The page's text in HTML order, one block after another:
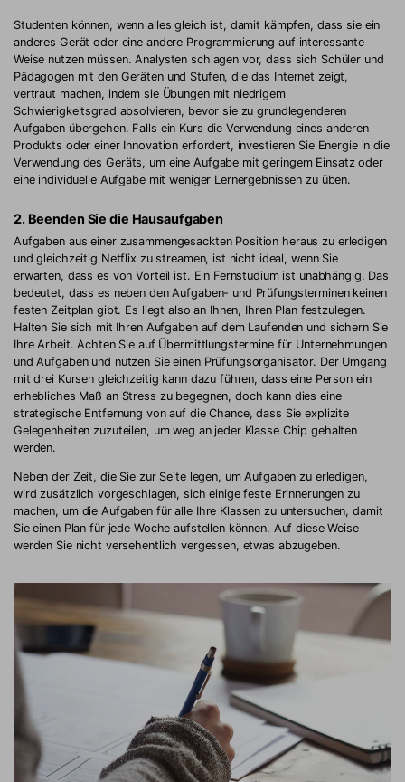
Studenten können, wenn alles gleich ist, damit kämpfen, dass sie ein
anderes Gerät oder eine andere Programmierung auf interessante
Weise nutzen müssen. Analysten schlagen vor, dass sich Schüler und
Pädagogen mit den Geräten und Stufen, die das Internet zeigt,
vertraut machen, indem sie Übungen mit niedrigem
Schwierigkeitsgrad absolvieren, bevor sie zu grundlegenderen
Aufgaben übergehen. Falls ein Kurs die Verwendung eines anderen
Produkts oder einer Innovation erfordert, investieren Sie Energie in die
Verwendung des Geräts, um eine Aufgabe mit geringem Einsatz oder
eine individuelle Aufgabe mit weniger Lernergebnissen zu üben.
2. Beenden Sie die Hausaufgaben
Aufgaben aus einer zusammengesackten Position heraus zu erledigen
und gleichzeitig Netflix zu streamen, ist nicht ideal, wenn Sie
erwarten, dass es von Vorteil ist. Ein Fernstudium ist unabhängig. Das
bedeutet, dass es neben den Aufgaben- und Prüfungsterminen keinen
festen Zeitplan gibt. Es liegt also an Ihnen, Ihren Plan festzulegen.
Halten Sie sich mit Ihren Aufgaben auf dem Laufenden und sichern Sie
Ihre Arbeit. Achten Sie auf Übermittlungstermine für Unternehmungen
und Aufgaben und nutzen Sie einen Prüfungsorganisator. Der Umgang
mit drei Kursen gleichzeitig kann dazu führen, dass eine Person ein
erhebliches Maß an Stress zu begegnen, doch kann dies eine
strategische Entfernung von auf die Chance, dass Sie explizite
Gelegenheiten zuzuteilen, um weg an jeder Klasse Chip gehalten
werden.
Neben der Zeit, die Sie zur Seite legen, um Aufgaben zu erledigen,
wird zusätzlich vorgeschlagen, sich einige feste Erinnerungen zu
machen, um die Aufgaben für alle Ihre Klassen zu untersuchen, damit
Sie einen Plan für jede Woche aufstellen können. Auf diese Weise
werden Sie nicht versehentlich vergessen, etwas abzugeben.